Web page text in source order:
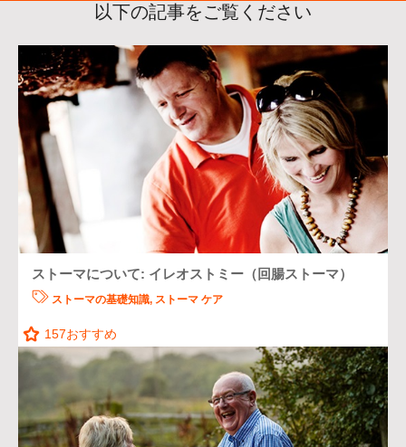
以下の記事をご覧ください
ストーマについて: イレオストミー（回腸ストーマ）
ストーマの基礎知識, ストーマ ケア
157おすすめ